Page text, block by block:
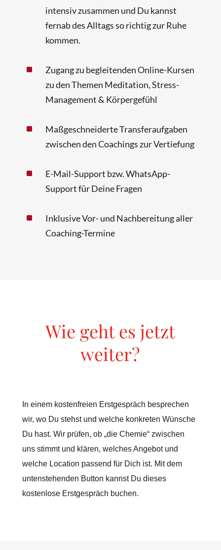
intensiv zusammen und Du kannst
fernab des Alltags so richtig zur Ruhe
kommen.
^
Zugang zu begleitenden Online-Kursen
zu den Themen Meditation, Stress-
Management & Körpergefühl
^
Maßgeschneiderte Transferaufgaben
zwischen den Coachings zur Vertiefung
^
E-Mail-Support bzw. WhatsApp-
Support für Deine Fragen
^
Inklusive Vor- und Nachbereitung aller
Coaching-Termine
Wie geht es jetzt
weiter?
In einem kostenfreien Erstgespräch besprechen
wir, wo Du stehst und welche konkreten Wünsche
Du hast. Wir prüfen, ob „die Chemie“ zwischen
uns stimmt und klären, welches Angebot und
welche Location passend für Dich ist. Mit dem
untenstehenden Button kannst Du dieses
kostenlose Erstgespräch buchen.